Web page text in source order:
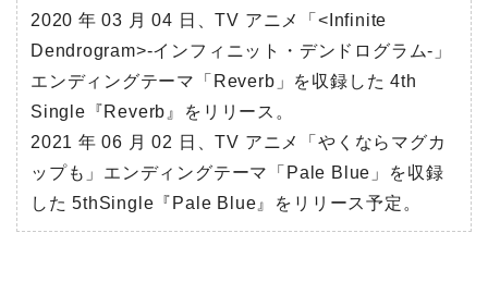
2020 年 03 月 04 日、TV アニメ「<Infinite
Dendrogram>-インフィニット・デンドログラム-」
エンディングテーマ「Reverb」を収録した 4th
Single『Reverb』をリリース。
2021 年 06 月 02 日、TV アニメ「やくならマグカ
ップも」エンディングテーマ「Pale Blue」を収録
した 5thSingle『Pale Blue』をリリース予定。